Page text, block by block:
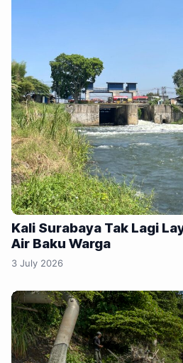
Kali Surabaya Tak Lagi
Air Baku Warga
3 July 2026